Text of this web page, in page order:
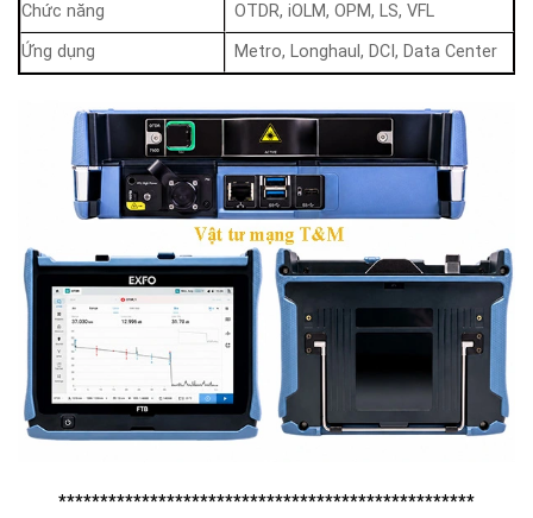
Chức năng
OTDR, iOLM, OPM, LS, VFL
Ứng dụng
Metro, Longhaul, DCI, Data Center
**************************************************